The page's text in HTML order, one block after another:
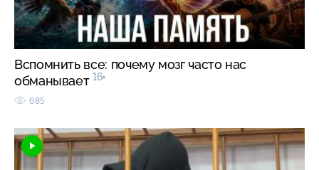
Вспомнить все: почему мозг часто нас
обманывает 16+
685